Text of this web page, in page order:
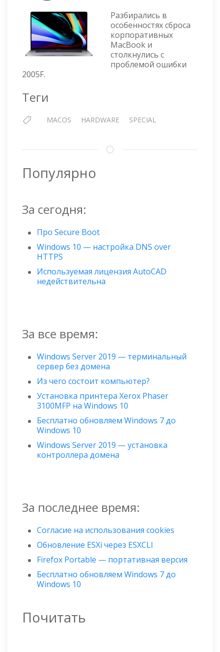
Разбирались в
особенностях сброса
корпоративных
MacBook и
столкнулись с
проблемой ошибки
2005F.
Теги
MACOS HARDWARE SPECIAL
Популярно
За сегодня:
Про Secure Boot
Windows 10 — настройка DNS over
HTTPS
Используемая лицензия AutoCAD
недействительна
За все время:
Windows Server 2019 — терминальный
сервер без домена
Из чего состоит компьютер?
Установка принтера Xerox Phaser
3100MFP на Windows 10
Бесплатно обновляем Windows 7 до
Windows 10
Windows Server 2019 — установка
контроллера домена
За последнее время:
Согласие на использования cookies
Обновление ESXi через ESXCLI
Firefox Portable — портативная версия
Бесплатно обновляем Windows 7 до
Windows 10
Почитать